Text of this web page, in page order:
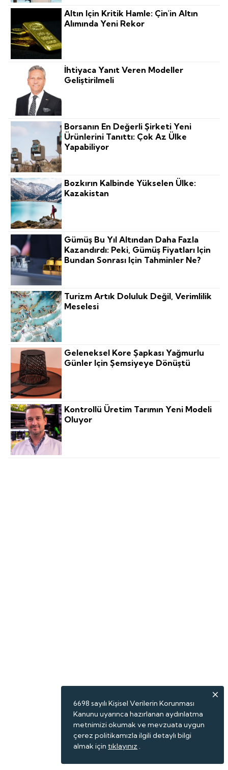
Altın Için Kritik Hamle: Çin'in Altın
Alımında Yeni Rekor
İhtiyaca Yanıt Veren Modeller
Geliştirilmeli
Borsanın En Değerli Şirketi Yeni
Ürünlerini Tanıttı: Çok Az Ülke
Yapabiliyor
Bozkırın Kalbinde Yükselen Ülke:
Kazakistan
Gümüş Bu Yıl Altından Daha Fazla
Kazandırdı: Peki, Gümüş Fiyatları Için
Bundan Sonrası Için Tahminler Ne?
Turizm Artık Doluluk Değil, Verimlilik
Meselesi
Geleneksel Kore Şapkası Yağmurlu
Günler Için Şemsiyeye Dönüştü
Kontrollü Üretim Tarımın Yeni Modeli
Oluyor
6698 sayılı Kişisel Verilerin Korunması
Kanunu uyarınca hazırlanan aydınlatma
metnimizi okumak ve mevzuata uygun
çerez politikamızla ilgili detaylı bilgi
almak için tıklayınız .